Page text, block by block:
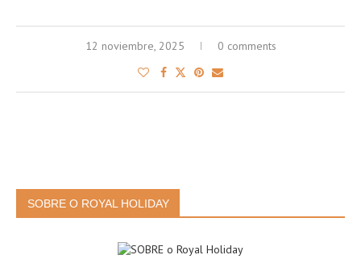
12 noviembre, 2025 0 comments
SOBRE O ROYAL HOLIDAY